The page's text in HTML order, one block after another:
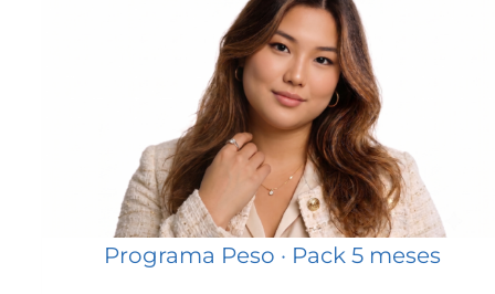
Programa Peso · Pack 5 meses